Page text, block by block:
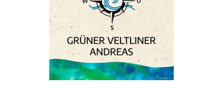
Grüner Veltliner „Andreas“ 2025
€6,50